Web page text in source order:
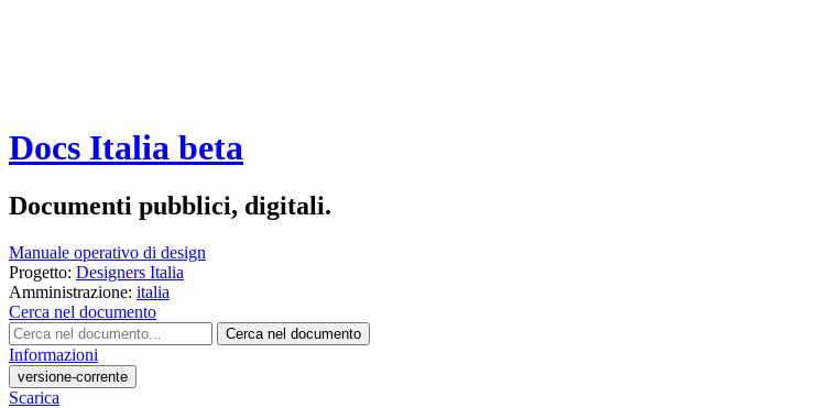
Docs Italia beta
Documenti pubblici, digitali.
Manuale operativo di design
Progetto: Designers Italia
Amministrazione: italia
Cerca nel documento
Cerca nel documento
Informazioni
versione-corrente
Scarica